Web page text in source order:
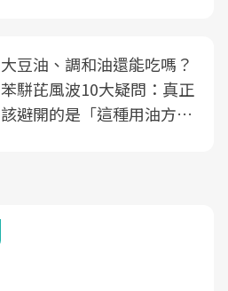
大豆油、調和油還能吃嗎？
苯駢芘風波10大疑問：真正
該避開的是「這種用油方